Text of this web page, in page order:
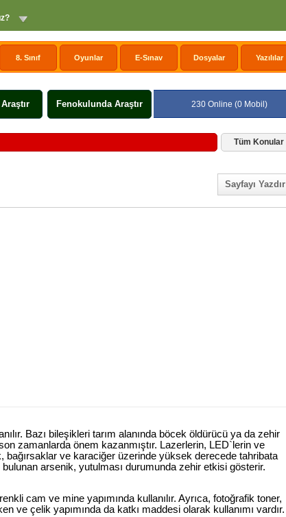
8. Sınıf Oyunlar E-Sınav Dosyalar Yazılılar
Fenokulunda Araştır 230 Online (0 Mobil)
Tüm Konular
Sayfayı Yazdır
Bazı bileşikleri tarım alanında böcek öldürücü ya da zehir
zamanlarda önem kazanmıştır. Lazerlerin, LED`lerin ve
bağırsaklar ve karaciğer üzerinde yüksek derecede tahribata
arsenik, yutulması durumunda zehir etkisi gösterir.
cam ve mine yapımında kullanılır. Ayrıca, fotoğrafik toner,
ve çelik yapımında da katkı maddesi olarak kullanımı vardır.